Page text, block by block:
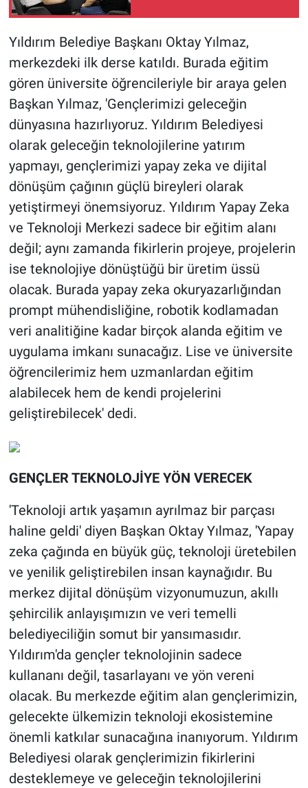
Yıldırım Belediye Başkanı Oktay Yılmaz,
merkezdeki ilk derse katıldı. Burada eğitim
gören üniversite öğrencileriyle bir araya gelen
Başkan Yılmaz, 'Gençlerimizi geleceğin
dünyasına hazırlıyoruz. Yıldırım Belediyesi
olarak geleceğin teknolojilerine yatırım
yapmayı, gençlerimizi yapay zeka ve dijital
dönüşüm çağının güçlü bireyleri olarak
yetiştirmeyi önemsiyoruz. Yıldırım Yapay Zeka
ve Teknoloji Merkezi sadece bir eğitim alanı
değil; aynı zamanda fikirlerin projeye, projelerin
ise teknolojiye dönüştüğü bir üretim üssü
olacak. Burada yapay zeka okuryazarlığından
prompt mühendisliğine, robotik kodlamadan
veri analitiğine kadar birçok alanda eğitim ve
uygulama imkanı sunacağız. Lise ve üniversite
öğrencilerimiz hem uzmanlardan eğitim
alabilecek hem de kendi projelerini
geliştirebilecek' dedi.
GENÇLER TEKNOLOJİYE YÖN VERECEK
'Teknoloji artık yaşamın ayrılmaz bir parçası
haline geldi' diyen Başkan Oktay Yılmaz, 'Yapay
zeka çağında en büyük güç, teknoloji üretebilen
ve yenilik geliştirebilen insan kaynağıdır. Bu
merkez dijital dönüşüm vizyonumuzun, akıllı
şehircilik anlayışımızın ve veri temelli
belediyeciliğin somut bir yansımasıdır.
Yıldırım'da gençler teknolojinin sadece
kullananı değil, tasarlayanı ve yön vereni
olacak. Bu merkezde eğitim alan gençlerimizin,
gelecekte ülkemizin teknoloji ekosistemine
önemli katkılar sunacağına inanıyorum. Yıldırım
Belediyesi olarak gençlerimizin fikirlerini
desteklemeye ve geleceğin teknolojilerini